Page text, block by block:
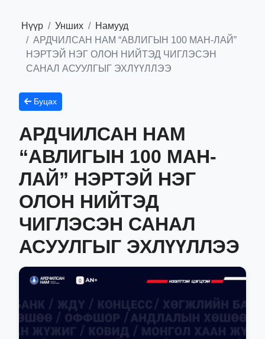
Нүүр Унших
Намууд
АРДЧИЛСАН НАМ “АВЛИГЫН 100 МАН-ЛАЙ”
НЭРТЭЙ НЭГ ОЛОН НИЙТЭД ЧИГЛЭСЭН
САНАЛ АСУУЛГЫГ ЭХЛҮҮЛЛЭЭ
Буцах
АРДЧИЛСАН НАМ
“АВЛИГЫН 100 МАН-
ЛАЙ” НЭРТЭЙ НЭГ
ОЛОН НИЙТЭД
ЧИГЛЭСЭН САНАЛ
АСУУЛГЫГ ЭХЛҮҮЛЛЭЭ